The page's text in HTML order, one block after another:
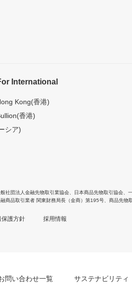
International
Kong(香港)
香港)
シア)
社団法人金融先物取引業協会 日本商品先物取引協会
商品取引業者 関東財務局長（金商）第195号、商品先物
保護方針 採用情報
問い合わせ一覧 サステナビリティ